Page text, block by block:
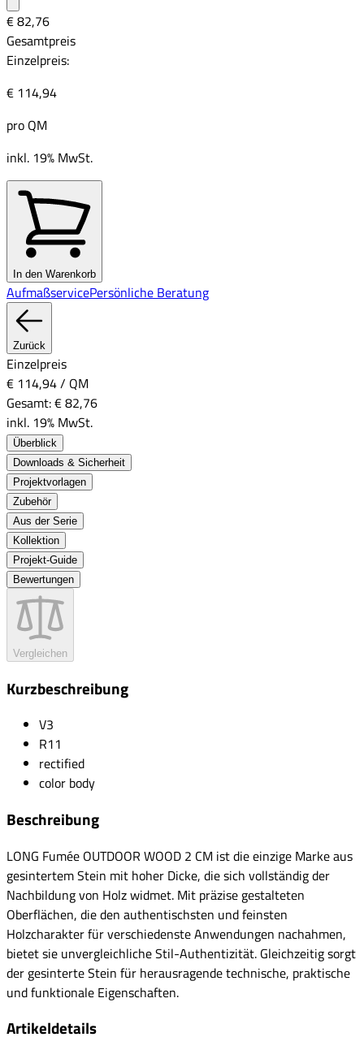
€ 82,76
Gesamtpreis
Einzelpreis:
€ 114,94
pro QM
inkl. 19% MwSt.
In den Warenkorb
AufmaßservicePersönliche Beratung
Zurück
Einzelpreis
€ 114,94/ QM
Gesamt:€ 82,76
inkl. 19% MwSt.
Überblick
Downloads & Sicherheit
Projektvorlagen
Zubehör
Aus der Serie
Kollektion
Projekt-Guide
Bewertungen
Vergleichen
Kurzbeschreibung
V3
R11
rectified
color body
Beschreibung
LONG Fumée OUTDOOR WOOD 2 CM ist die einzige Marke aus
gesintertem Stein mit hoher Dicke, die sich vollständig der
Nachbildung von Holz widmet. Mit präzise gestalteten
Oberflächen, die den authentischsten und feinsten
Holzcharakter für verschiedenste Anwendungen nachahmen,
bietet sie unvergleichliche Stil-Authentizität. Gleichzeitig sorgt
der gesinterte Stein für herausragende technische, praktische
und funktionale Eigenschaften.
Artikeldetails